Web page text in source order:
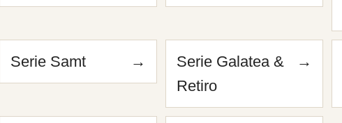
Serie Samt →
Serie Galatea &
Retiro
→